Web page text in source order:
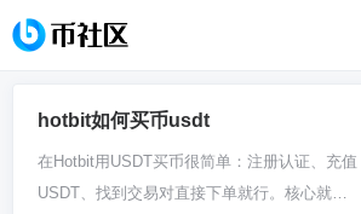
hotbit如何买币usdt
在Hotbit用USDT买币很简单：注册认证、充值
USDT、找到交易对直接下单就行。核心就三